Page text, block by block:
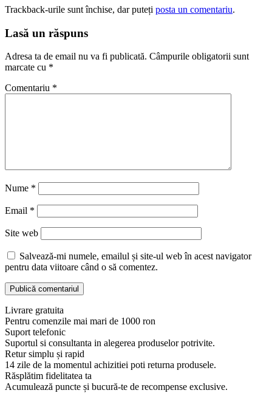
Trackback-urile sunt închise, dar puteți posta un comentariu.
Lasă un răspuns
Adresa ta de email nu va fi publicată. Câmpurile obligatorii sunt
marcate cu *
Comentariu *
Nume *
Email *
Site web
Salvează-mi numele, emailul și site-ul web în acest navigator
pentru data viitoare când o să comentez.
Livrare gratuita
Pentru comenzile mai mari de 1000 ron
Suport telefonic
Suportul si consultanta in alegerea produselor potrivite.
Retur simplu și rapid
14 zile de la momentul achizitiei poti returna produsele.
Răsplătim fidelitatea ta
Acumulează puncte și bucură-te de recompense exclusive.